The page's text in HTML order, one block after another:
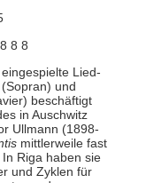
8 8 8
Lied-
und
beschäftigt
in Auschwitz
Ullmann (1898-
mittlerweile fast
Riga haben sie
und Zyklen für